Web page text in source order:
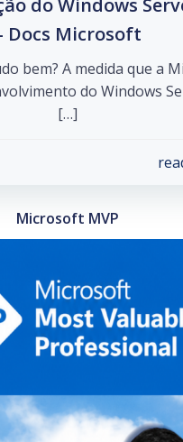
do Windows
Docs Microsoft
bem? A medida que a
do Windows
[…]
Microsoft MVP